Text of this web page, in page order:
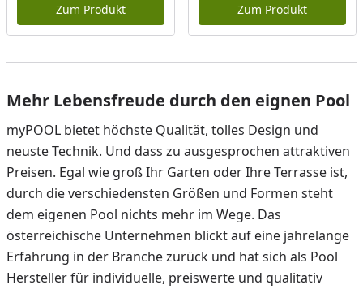
Zum Produkt Zum Produkt
Mehr Lebensfreude durch den eignen Pool
myPOOL bietet höchste Qualität, tolles Design und
neuste Technik. Und dass zu ausgesprochen attraktiven
Preisen. Egal wie groß Ihr Garten oder Ihre Terrasse ist,
durch die verschiedensten Größen und Formen steht
dem eigenen Pool nichts mehr im Wege. Das
österreichische Unternehmen blickt auf eine jahrelange
Erfahrung in der Branche zurück und hat sich als Pool
Hersteller für individuelle, preiswerte und qualitativ